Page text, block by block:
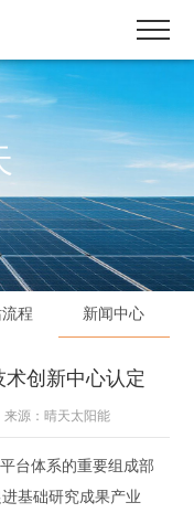
程 新闻中心
术创新中心认定
来源：晴天太阳能
台体系的重要组成部
基础研究成果产业